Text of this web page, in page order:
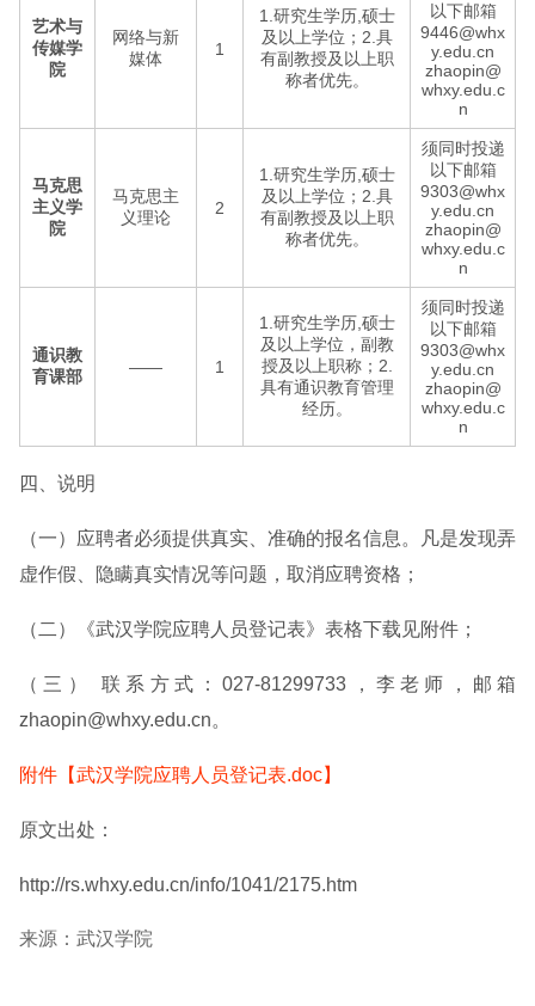
艺术与
传媒学
院
网络与新
媒体
1
1.研究生学历,硕士
及以上学位；2.具
有副教授及以上职
称者优先。
以下邮箱
9446@whx
y.edu.cn
zhaopin@
whxy.edu.c
n
马克思
主义学
院
马克思主
义理论
2
1.研究生学历,硕士
及以上学位；2.具
有副教授及以上职
称者优先。
须同时投递
以下邮箱
9303@whx
y.edu.cn
zhaopin@
whxy.edu.c
n
通识教
育课部
—— 1
1.研究生学历,硕士
及以上学位，副教
授及以上职称；2.
具有通识教育管理
经历。
须同时投递
以下邮箱
9303@whx
y.edu.cn
zhaopin@
whxy.edu.c
n
四、说明
（一）应聘者必须提供真实、准确的报名信息。凡是发现弄
虚作假、隐瞒真实情况等问题，取消应聘资格；
（二）《武汉学院应聘人员登记表》表格下载见附件；
（三） 联系方式：027-81299733，李老师，邮箱
zhaopin@whxy.edu.cn。
附件【武汉学院应聘人员登记表.doc】
原文出处：
http://rs.whxy.edu.cn/info/1041/2175.htm
来源：武汉学院